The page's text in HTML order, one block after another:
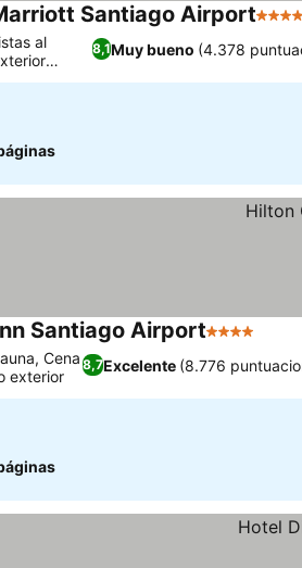
Santiago Airport4
8,1Muy bueno (4.378
al
Santiago Airport4 Estrellas
8,7Excelente (8.776
Cena
exterior